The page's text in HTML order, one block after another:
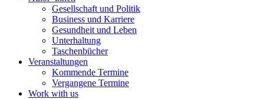
Gesellschaft und Politik
Business und Karriere
Gesundheit und Leben
Unterhaltung
Taschenbücher
Veranstaltungen
Kommende Termine
Vergangene Termine
Work with us